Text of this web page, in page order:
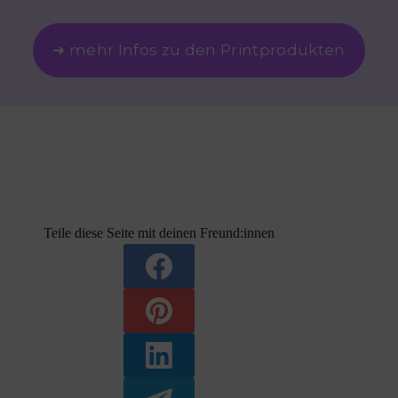
➜ mehr Infos zu den Printprodukten
Teile diese Seite mit deinen Freund:innen